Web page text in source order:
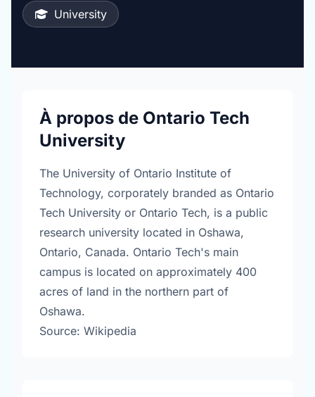
University
À propos de Ontario Tech
University
The University of Ontario Institute of
Technology, corporately branded as Ontario
Tech University or Ontario Tech, is a public
research university located in Oshawa,
Ontario, Canada. Ontario Tech's main
campus is located on approximately 400
acres of land in the northern part of
Oshawa.
Source: Wikipedia